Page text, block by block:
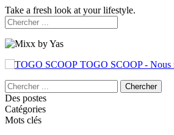
Take a fresh look at your lifestyle.
TOGO SCOOP - Nous
Des postes
Catégories
Mots clés